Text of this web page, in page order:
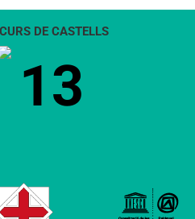
DE CASTELLS
13